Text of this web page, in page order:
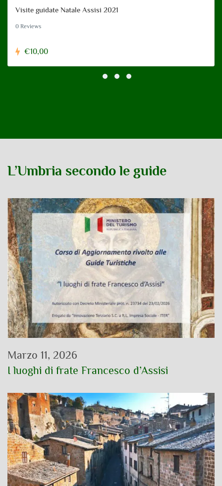
Visite guidate Natale Assisi 2021
0 Reviews
€10,00
L’Umbria secondo le guide
Marzo 11, 2026
I luoghi di frate Francesco d’Assisi